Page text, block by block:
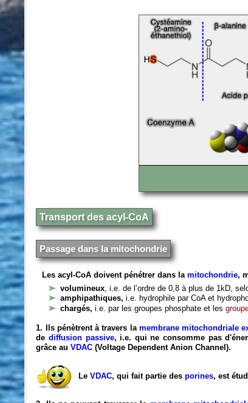
Transport des acyl-CoA
Passage dans la mitochondrie
Les acyl-CoA doivent pénétrer dans lamitochondrie,
volumineux, i.e. de l’ordre de 0,8 à plus de 1kD,
amphipathiques, i.e. hydrophile par CoA et
chargés, i.e. par les groupes phosphate et les
1. Ils pénètrent à travers la membrane mitochondriale
de diffusion passive, i.e. qui ne consomme pas
grâce auVDAC(Voltage Dependent Anion Channel).
LeVDAC, qui fait partie desporines, est